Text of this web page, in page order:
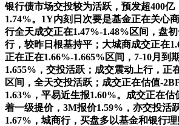
银行债市场交投较为活跃，预发超400亿
1.74%。1Y内刻日次要是基金正在关心
行全天成交正在1.47%-1.48%区间，盘
行，较昨日根基持平；大城商成交正在
正在正在1.66%-1.665%区间，7-10月到
1.655%，交投活跃；成交震动上行，正
区间，全天交投活跃；成交正在估值-
1.63%，平易近生报1.60%。成交正在估
着一级提价，3M报价1.59%，亦交投活
1.67%，城商行，买盘多以基金和银行